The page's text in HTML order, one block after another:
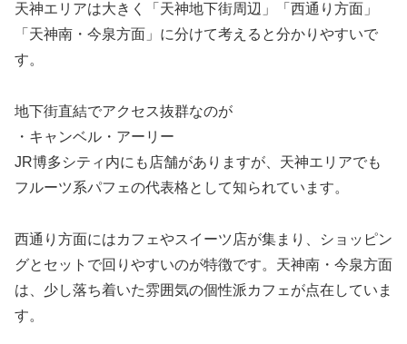
天神エリアは大きく「天神地下街周辺」「西通り方面」
「天神南・今泉方面」に分けて考えると分かりやすいで
す。
地下街直結でアクセス抜群なのが
・キャンベル・アーリー
JR博多シティ内にも店舗がありますが、天神エリアでも
フルーツ系パフェの代表格として知られています。
西通り方面にはカフェやスイーツ店が集まり、ショッピン
グとセットで回りやすいのが特徴です。天神南・今泉方面
は、少し落ち着いた雰囲気の個性派カフェが点在していま
す。